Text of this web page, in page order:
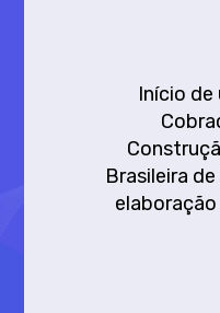
Início
Brasileira